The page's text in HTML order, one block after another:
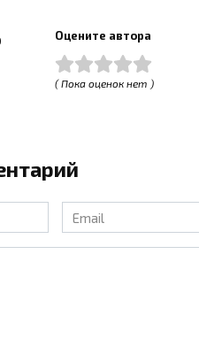
Оцените автора
( Пока оценок нет )
Email
*